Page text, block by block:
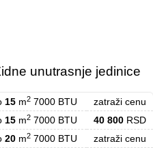
unutrasnje jedinice
15 m2 7000 BTU
zatraži cenu
15 m2 7000 BTU 40 800 RSD
20 m2 7000 BTU
zatraži cenu